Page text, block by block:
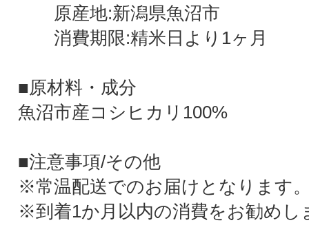
原産地:新潟県魚沼市
消費期限:精米日より1ヶ月
■原材料・成分
魚沼市産コシヒカリ100%
■注意事項/その他
※常温配送でのお届けとなります
※到着1か月以内の消費をお勧めし